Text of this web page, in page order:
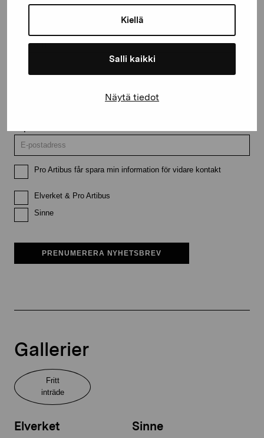
Kiellä
Salli kaikki
Näytä tiedot
utställningar och evenemang
Förnamn
Pro Artibus får spara min information för vidare kontakt
Elverket & Pro Artibus
Sinne
PRENUMERERA NYHETSBREV
Gallerier
Fritt
inträde
Elverket Sinne